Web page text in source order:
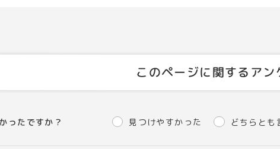
このページに関するアン
ったですか？ 見つけやすかった どちらとも